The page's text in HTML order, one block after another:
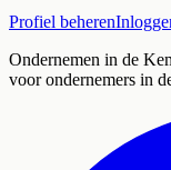
Profiel beheren
Ondernemen in de
voor ondernemers in